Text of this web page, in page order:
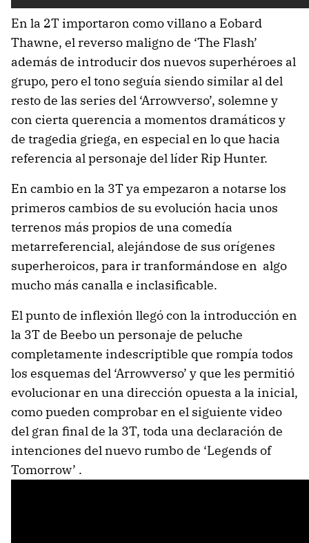
En la 2T importaron como villano a Eobard
Thawne, el reverso maligno de ‘The Flash’
además de introducir dos nuevos superhéroes al
grupo, pero el tono seguía siendo similar al del
resto de las series del ‘Arrowverso’, solemne y
con cierta querencia a momentos dramáticos y
de tragedia griega, en especial en lo que hacia
referencia al personaje del líder Rip Hunter.
En cambio en la 3T ya empezaron a notarse los
primeros cambios de su evolución hacia unos
terrenos más propios de una comedía
metarreferencial, alejándose de sus orígenes
superheroicos, para ir tranformándose en algo
mucho más canalla e inclasificable.
El punto de inflexión llegó con la introducción en
la 3T de Beebo un personaje de peluche
completamente indescriptible que rompía todos
los esquemas del ‘Arrowverso’ y que les permitió
evolucionar en una dirección opuesta a la inicial,
como pueden comprobar en el siguiente video
del gran final de la 3T, toda una declaración de
intenciones del nuevo rumbo de ‘Legends of
Tomorrow’ .